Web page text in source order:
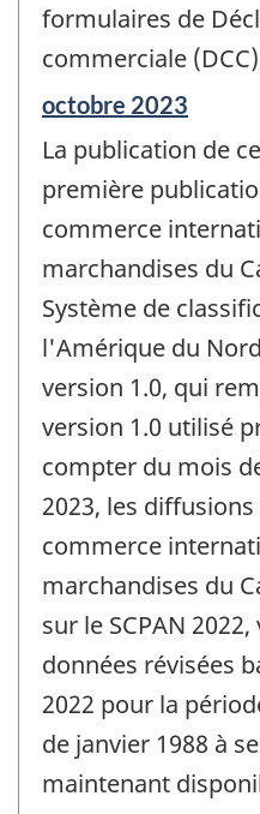
formulaires de
commerciale
Période
référence
de
changement
-
octobre 2023
La publication de
première
commerce
marchandises du
Système de
l'Amérique du
version 1.0, qui
version 1.0 utilisé
compter du mois
2023, les
commerce
marchandises du
sur le SCPAN
données révisées
2022 pour la
de janvier 1988 à
maintenant